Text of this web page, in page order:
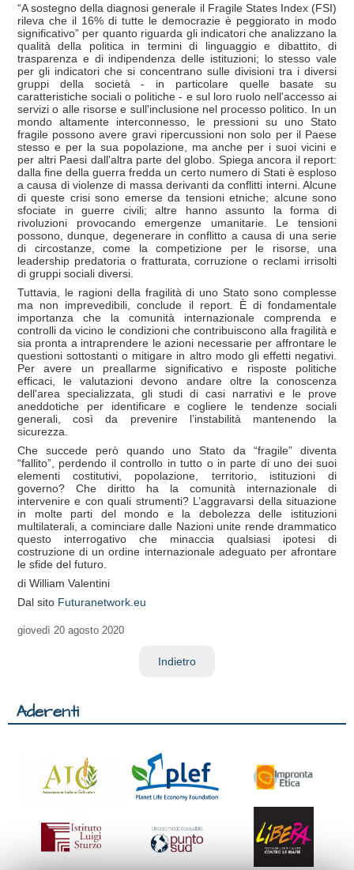
“A sostegno della diagnosi generale il Fragile States Index (FSI)
rileva che il 16% di tutte le democrazie è peggiorato in modo
significativo” per quanto riguarda gli indicatori che analizzano la
qualità della politica in termini di linguaggio e dibattito, di
trasparenza e di indipendenza delle istituzioni; lo stesso vale
per gli indicatori che si concentrano sulle divisioni tra i diversi
gruppi della società - in particolare quelle basate su
caratteristiche sociali o politiche - e sul loro ruolo nell'accesso ai
servizi o alle risorse e sull'inclusione nel processo politico. In un
mondo altamente interconnesso, le pressioni su uno Stato
fragile possono avere gravi ripercussioni non solo per il Paese
stesso e per la sua popolazione, ma anche per i suoi vicini e
per altri Paesi dall'altra parte del globo. Spiega ancora il report:
dalla fine della guerra fredda un certo numero di Stati è esploso
a causa di violenze di massa derivanti da conflitti interni. Alcune
di queste crisi sono emerse da tensioni etniche; alcune sono
sfociate in guerre civili; altre hanno assunto la forma di
rivoluzioni provocando emergenze umanitarie. Le tensioni
possono, dunque, degenerare in conflitto a causa di una serie
di circostanze, come la competizione per le risorse, una
leadership predatoria o fratturata, corruzione o reclami irrisolti
di gruppi sociali diversi.
Tuttavia, le ragioni della fragilità di uno Stato sono complesse
ma non imprevedibili, conclude il report. È di fondamentale
importanza che la comunità internazionale comprenda e
controlli da vicino le condizioni che contribuiscono alla fragilità e
sia pronta a intraprendere le azioni necessarie per affrontare le
questioni sottostanti o mitigare in altro modo gli effetti negativi.
Per avere un preallarme significativo e risposte politiche
efficaci, le valutazioni devono andare oltre la conoscenza
dell'area specializzata, gli studi di casi narrativi e le prove
aneddotiche per identificare e cogliere le tendenze sociali
generali, così da prevenire l’instabilità mantenendo la
sicurezza.
Che succede però quando uno Stato da “fragile” diventa
“fallito”, perdendo il controllo in tutto o in parte di uno dei suoi
elementi costitutivi, popolazione, territorio, istituzioni di
governo? Che diritto ha la comunità internazionale di
intervenire e con quali strumenti? L’aggravarsi della situazione
in molte parti del mondo e la debolezza delle istituzioni
multilaterali, a cominciare dalle Nazioni unite rende drammatico
questo interrogativo che minaccia qualsiasi ipotesi di
costruzione di un ordine internazionale adeguato per afrontare
le sfide del futuro.
di William Valentini
Dal sito Futuranetwork.eu
giovedì 20 agosto 2020
Indietro
Aderenti